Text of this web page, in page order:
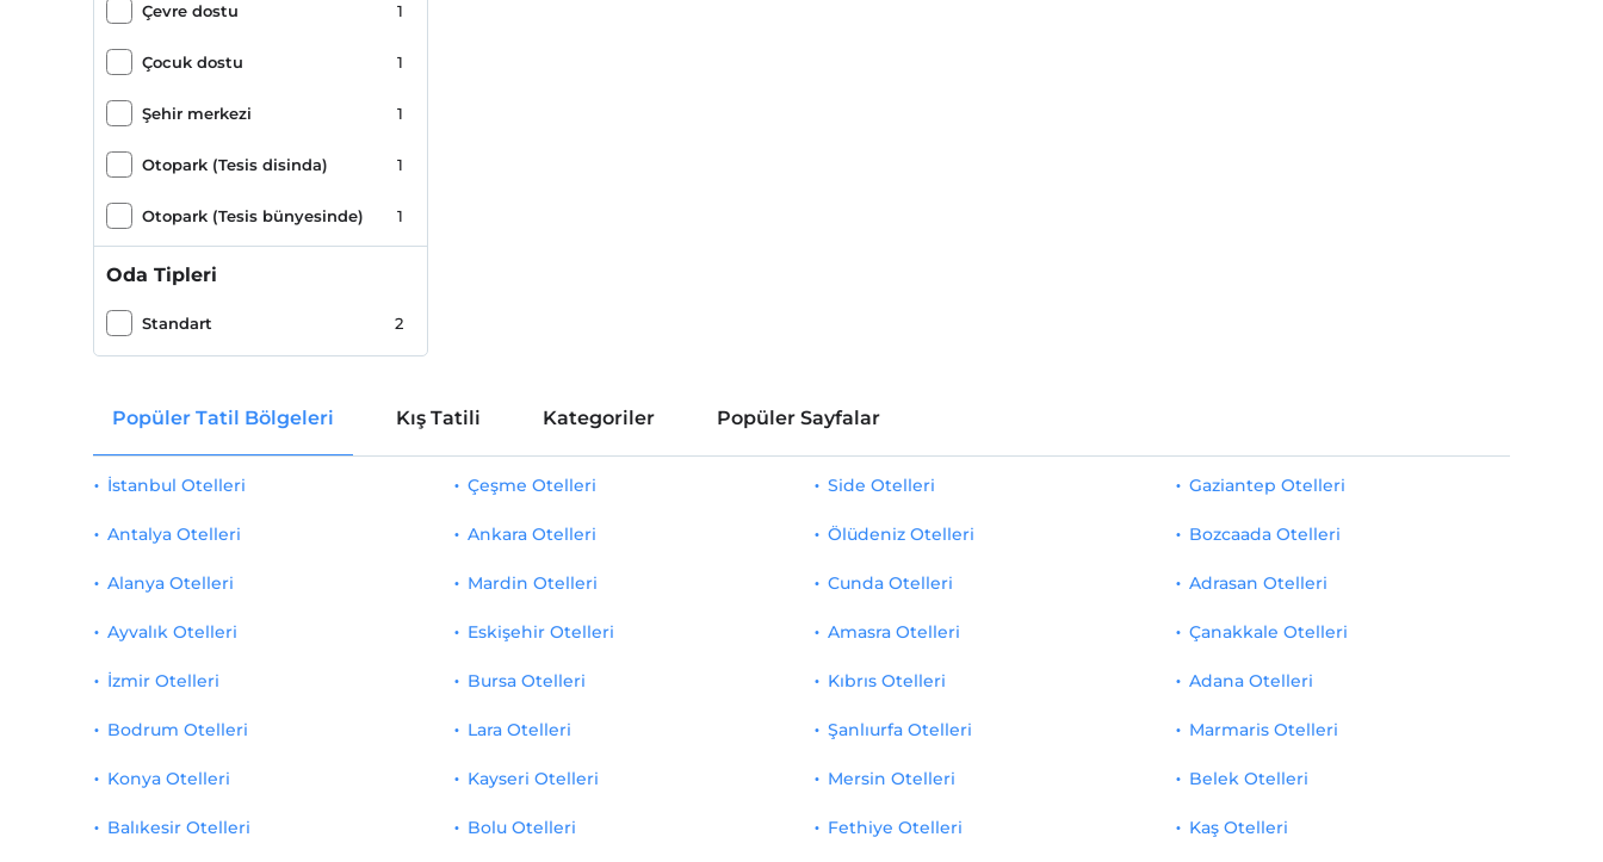
Çevre dostu 1
Çocuk dostu 1
Şehir merkezi 1
Otopark (Tesis disinda) 1
Otopark (Tesis bünyesinde) 1
Sömestr Oteli
Romantizm/Balayı 1
Oda Tipleri
Standart 2
Popüler Tatil Bölgeleri Kış Tatili Kategoriler Popüler Sayfalar
İstanbul Otelleri
Antalya Otelleri
Alanya Otelleri
Ayvalık Otelleri
İzmir Otelleri
Çeşme Otelleri
Ankara Otelleri
Mardin Otelleri
Eskişehir Otelleri
Bursa Otelleri
Side Otelleri
Ölüdeniz Otelleri
Cunda Otelleri
Amasra Otelleri
Kıbrıs Otelleri
Gaziantep Otelleri
Bozcaada Otelleri
Adrasan Otelleri
Çanakkale Otelleri
Adana Otelleri
Bodrum Otelleri
Konya Otelleri
Balıkesir Otelleri
Lara Otelleri
Kayseri Otelleri
Bolu Otelleri
Şanlıurfa Otelleri
Mersin Otelleri
Fethiye Otelleri
Marmaris Otelleri
Belek Otelleri
Kaş Otelleri